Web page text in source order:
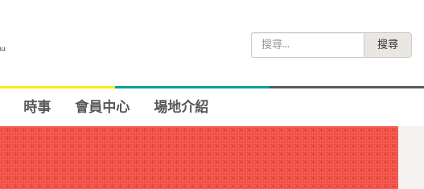
尋
時事 會員中心 場地介紹